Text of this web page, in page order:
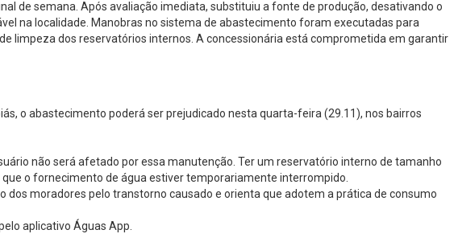
de semana. Após avaliação imediata, substituiu a fonte de produção, desativando o
na localidade. Manobras no sistema de abastecimento foram executadas para
limpeza dos reservatórios internos. A concessionária está comprometida em garantir
o abastecimento poderá ser prejudicado nesta quarta-feira (29.11), nos bairros
não será afetado por essa manutenção. Ter um reservatório interno de tamanho
o fornecimento de água estiver temporariamente interrompido.
moradores pelo transtorno causado e orienta que adotem a prática de consumo
aplicativo Águas App.